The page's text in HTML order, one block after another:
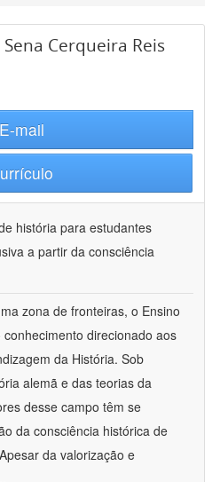
Cerqueira Reis
E-mail
história para estudantes
a partir da consciência
zona de fronteiras, o Ensino
direcionado aos
da História. Sob
alemã e das teorias da
desse campo têm se
da consciência histórica de
da valorização e